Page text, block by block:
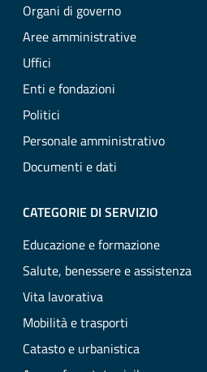
Organi di governo
Aree amministrative
Uffici
Enti e fondazioni
Politici
Personale amministrativo
Documenti e dati
CATEGORIE DI SERVIZIO
Educazione e formazione
Salute, benessere e assistenza
Vita lavorativa
Mobilità e trasporti
Catasto e urbanistica